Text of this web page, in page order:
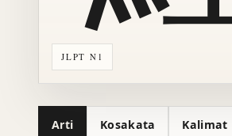
JLPT N1
Arti Kosakata Kalimat